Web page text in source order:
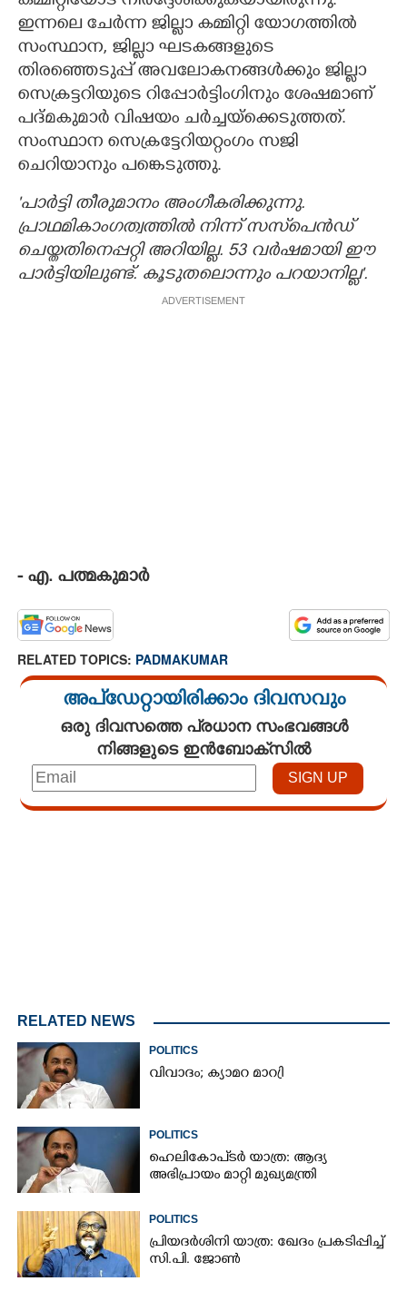
ഇന്നലെ ചേർന്ന ജില്ലാ കമ്മിറ്റി യോഗത്തിൽ
സംസ്ഥാന, ജില്ലാ ഘടകങ്ങളുടെ
തിരഞ്ഞെടുപ്പ് അവലോകനങ്ങൾക്കും ജില്ലാ
സെക്രട്ടറിയുടെ റിപ്പോർട്ടിംഗിനും ശേഷമാണ്
പദ്മകുമാർ വിഷയം ചർച്ചയ്ക്കെടുത്തത്.
സംസ്ഥാന സെക്രട്ടേറിയറ്റംഗം സജി
ചെറിയാനും പങ്കെടുത്തു.
'പാർട്ടി തീരുമാനം അംഗീകരിക്കുന്നു.
പ്രാഥമികാംഗത്വത്തിൽ നിന്ന് സസ്‌പെൻഡ്
ചെയ്തതിനെപ്പറ്റി അറിയില്ല. 53 വർഷമായി ഈ
പാർട്ടിയിലുണ്ട്. കൂടുതലൊന്നും പറയാനില്ല".
ADVERTISEMENT
- എ. പത്മകുമാർ
RELATED TOPICS: PADMAKUMAR
അപ്ഡേറ്റായിരിക്കാം ദിവസവും
ഒരു ദിവസത്തെ പ്രധാന സംഭവങ്ങൾ
നിങ്ങളുടെ ഇൻബോക്സിൽ
RELATED NEWS
POLITICS
വിവാദം; ക്യാമറ മാറ്രി
POLITICS
ഹെലികോപ്ടർ യാത്ര: ആദ്യ
അഭിപ്രായം മാറ്റി മുഖ്യമന്ത്രി
POLITICS
പ്രിയദർശിനി യാത്ര: ഖേദം പ്രകടിപ്പിച്ച്
സി.പി. ജോൺ